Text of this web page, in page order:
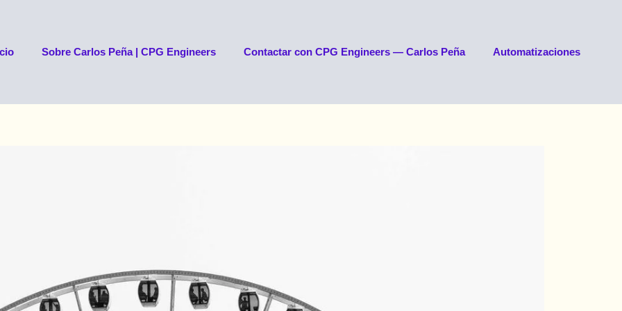
Sobre Carlos Peña | CPG Engineers Contactar con CPG Engineers — Carlos Peña Automatizaciones